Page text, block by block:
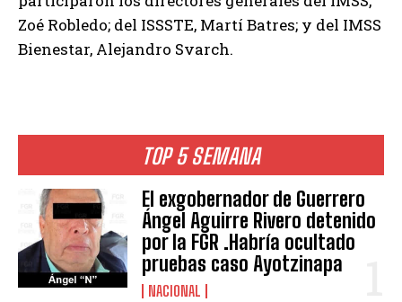
TOP 5 SEMANA
El exgobernador de Guerrero
Ángel Aguirre Rivero detenido
por la FGR .Habría ocultado
pruebas caso Ayotzinapa
NACIONAL
Zoé Robledo; del ISSSTE, Martí Batres; y del IMSS
Bienestar, Alejandro Svarch.